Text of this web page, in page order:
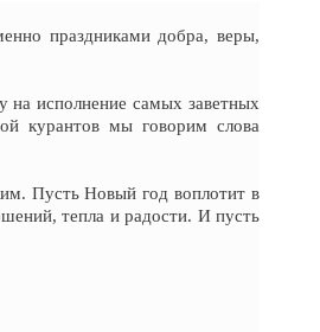
праздниками добра, веры,
исполнение самых заветных
курантов мы говорим слова
Пусть Новый год воплотит в
тепла и радости. И пусть